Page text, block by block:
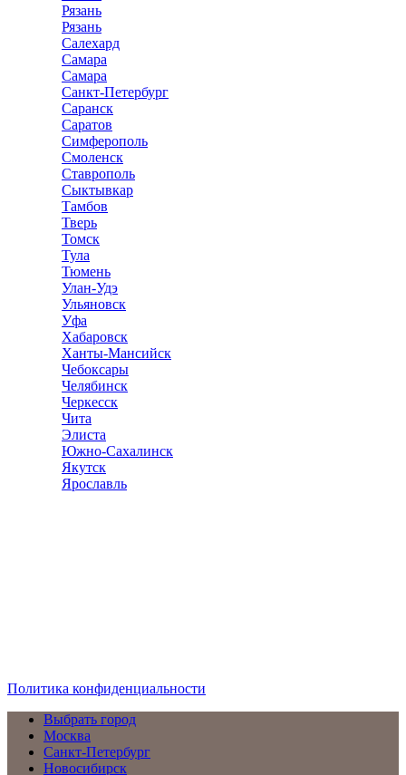
Рязань
Рязань
Салехард
Самара
Самара
Санкт-Петербург
Саранск
Саратов
Симферополь
Смоленск
Ставрополь
Сыктывкар
Тамбов
Тверь
Томск
Тула
Тюмень
Улан-Удэ
Ульяновск
Уфа
Хабаровск
Ханты-Мансийск
Чебоксары
Челябинск
Черкесск
Чита
Элиста
Южно-Сахалинск
Якутск
Ярославль
Политика конфиденциальности
Выбрать город
Москва
Санкт-Петербург
Новосибирск